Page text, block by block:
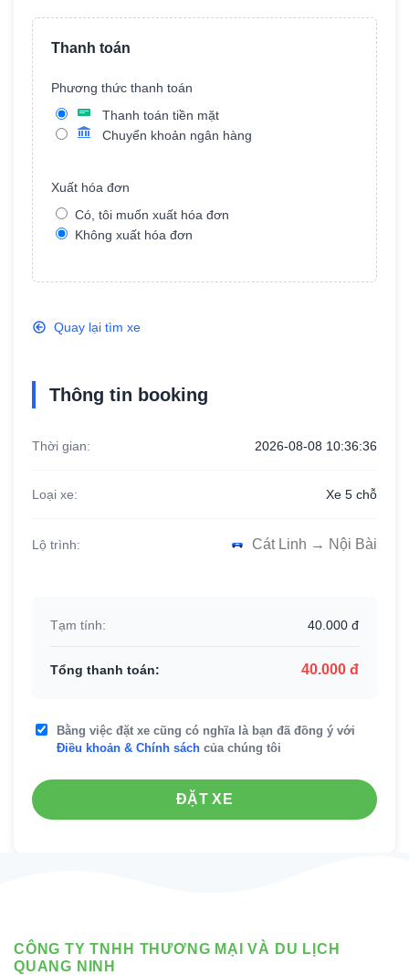
Tên xe
Màu xe
Năm sản xuất
Thanh toán
Phương thức thanh toán
Thanh toán tiền mặt
Chuyển khoản ngân hàng
Ngân hàng TMCP Công thương Việt
Xuất hóa đơn
Có, tôi muốn xuất hóa đơn
Không xuất hóa đơn
Quay lại tìm xe
Thông tin booking
Thời gian: 2026-08-08 10:36:36
Loại xe: Xe 5 chỗ
Lộ trình: Cát Linh → Nội Bài
Tạm tính: 40.000 đ
Tổng thanh toán: 40.000 đ
Bằng việc đặt xe cũng có nghĩa là bạn đã đồng ý với
Điều khoản & Chính sách của chúng tôi
ĐẶT XE
CÔNG TY TNHH THƯƠNG MẠI VÀ DU LỊCH
QUANG NINH